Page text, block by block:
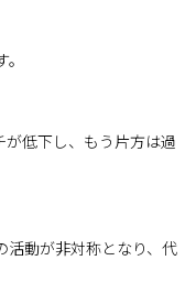
低下し、もう片方は過
活動が非対称となり、代